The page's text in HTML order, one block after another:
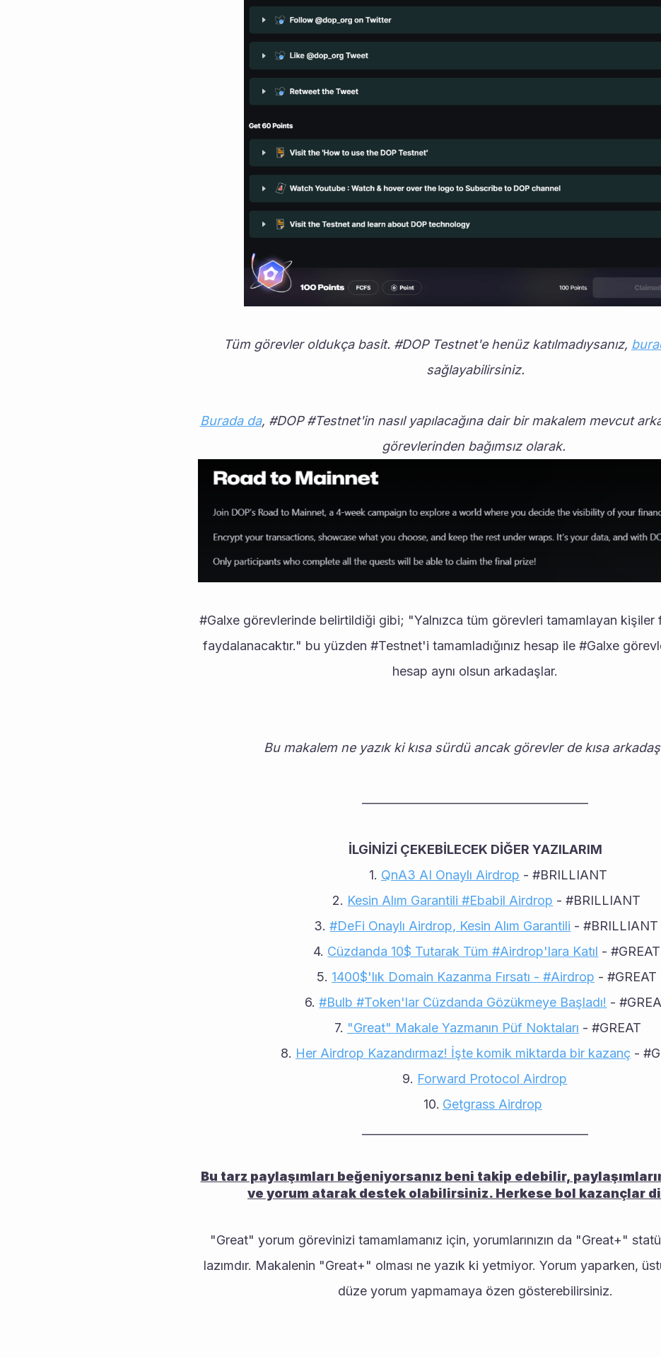
Tüm görevler oldukça basit. #DOP Testnet'e henüz katılmadıysanız,
sağlayabilirsiniz.
Burada da, #DOP #Testnet'in nasıl yapılacağına dair bir makalem mevcut
görevlerinden bağımsız olarak.
#Galxe görevlerinde belirtildiği gibi; "Yalnızca tüm görevleri tamamlayan kişiler
faydalanacaktır." bu yüzden #Testnet'i tamamladığınız hesap ile #Galxe
hesap aynı olsun arkadaşlar.
Bu makalem ne yazık ki kısa sürdü ancak görevler de kısa
________________________________________
İLGİNİZİ ÇEKEBİLECEK DİĞER YAZILARIM
QnA3 AI Onaylı Airdrop - #BRILLIANT
Kesin Alım Garantili #Ebabil Airdrop - #BRILLIANT
#DeFi Onaylı Airdrop, Kesin Alım Garantili - #BRILLIANT
Cüzdanda 10$ Tutarak Tüm #Airdrop'lara Katıl - #GREAT
1400$'lık Domain Kazanma Fırsatı - #Airdrop - #GREAT
#Bulb #Token'lar Cüzdanda Gözükmeye Başladı! -
"Great" Makale Yazmanın Püf Noktaları - #GREAT
Her Airdrop Kazandırmaz! İşte komik miktarda bir kazanç -
Forward Protocol Airdrop
Getgrass Airdrop
________________________________________
Bu tarz paylaşımları beğeniyorsanız beni takip edebilir,
ve yorum atarak destek olabilirsiniz. Herkese bol kazançlar
"Great" yorum görevinizi tamamlamanız için, yorumlarınızın da "Great+"
lazımdır. Makalenin "Great+" olması ne yazık ki yetmiyor. Yorum yaparken,
düze yorum yapmamaya özen gösterebilirsiniz.